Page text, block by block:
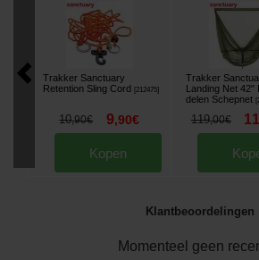
Trakker Sanctuary
Retention Sling Cord
[212475]
10,90€ 9,90€
Kopen
Trakker
Landing Net 42"
delen Schepnet [
119,00€
Klantbeoordelingen
Momenteel geen